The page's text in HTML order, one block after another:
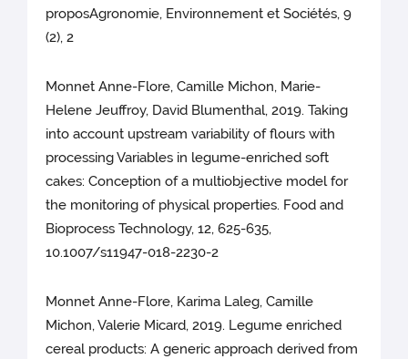
proposAgronomie, Environnement et Sociétés, 9
(2), 2
Monnet Anne-Flore, Camille Michon, Marie-
Helene Jeuffroy, David Blumenthal, 2019. Taking
into account upstream variability of flours with
processing Variables in legume-enriched soft
cakes: Conception of a multiobjective model for
the monitoring of physical properties. Food and
Bioprocess Technology, 12, 625-635,
10.1007/s11947-018-2230-2
Monnet Anne-Flore, Karima Laleg, Camille
Michon, Valerie Micard, 2019. Legume enriched
cereal products: A generic approach derived from